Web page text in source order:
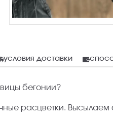
условия доставки
бегонии?
расцветки.